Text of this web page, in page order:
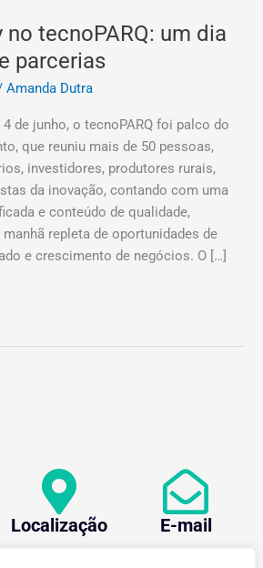
no tecnoPARQ: um dia
parcerias
Amanda Dutra
de junho, o tecnoPARQ foi palco do
que reuniu mais de 50 pessoas,
investidores, produtores rurais,
da inovação, contando com uma
e conteúdo de qualidade,
repleta de oportunidades de
e crescimento de negócios. O […]
Localização E-mail